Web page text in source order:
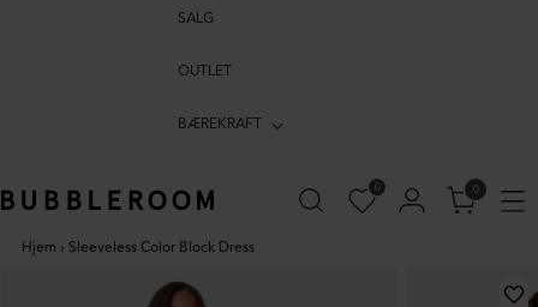
SALG
OUTLET
BÆREKRAFT
0 0
Hjem › Sleeveless Color Block Dress